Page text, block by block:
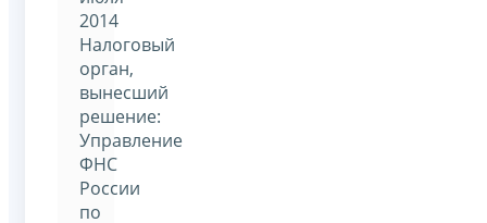
2014
Налоговый
орган,
вынесший
решение:
Управление
ФНС
России
по